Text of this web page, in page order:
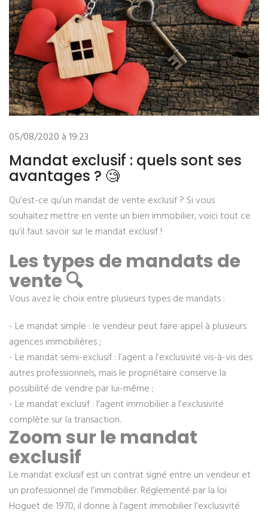
05/08/2020 à 19:23
Mandat exclusif : quels sont ses
avantages ? 🧐
Qu’est-ce qu’un mandat de vente exclusif ? Si vous
souhaitez mettre en vente un bien immobilier, voici tout ce
qu’il faut savoir sur le mandat exclusif !
Les types de mandats de
vente🔍
Vous avez le choix entre plusieurs types de mandats :
- Le mandat simple : le vendeur peut faire appel à plusieurs
agences immobilières ;
- Le mandat semi-exclusif : l’agent a l’exclusivité vis-à-vis des
autres professionnels, mais le propriétaire conserve la
possibilité de vendre par lui-même ;
- Le mandat exclusif : l’agent immobilier a l’exclusivité
complète sur la transaction.
Zoom sur le mandat
exclusif
Le mandat exclusif est un contrat signé entre un vendeur et
un professionnel de l’immobilier. Réglementé par la loi
Hoguet de 1970, il donne à l’agent immobilier l’exclusivité